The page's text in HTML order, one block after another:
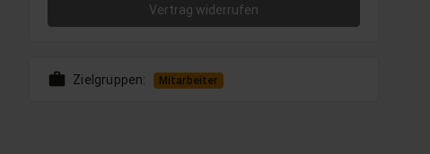
Vertrag widerrufen
work Zielgruppen: Mitarbeiter